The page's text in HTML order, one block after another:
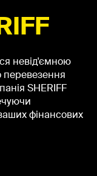
невід'ємною
перевезення
SHERIFF
фінансових